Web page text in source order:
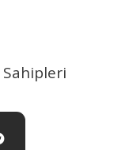
Sahipleri